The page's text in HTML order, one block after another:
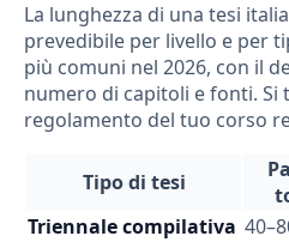
La lunghezza di una tesi
prevedibile per livello e per
più comuni nel 2026, con il
numero di capitoli e fonti. Si
regolamento del tuo corso
Tipo di tesi
Triennale compilativa